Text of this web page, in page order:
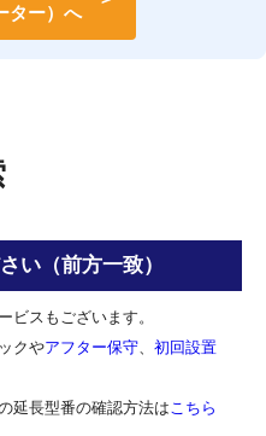
ター）へ
い（前方一致）
スもございます。
クやアフター保守
初回設置
延長型番の確認方法は こちら